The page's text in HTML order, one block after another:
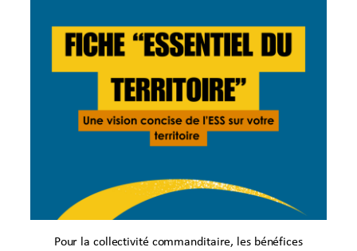
Pour la collectivité commanditaire, les bénéfices